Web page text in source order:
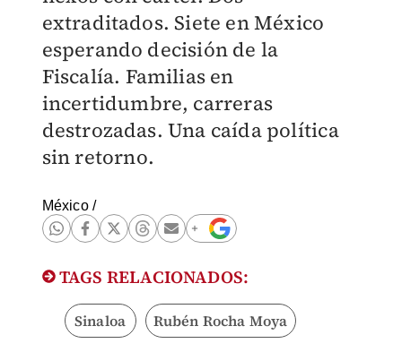
extraditados. Siete en México
esperando decisión de la
Fiscalía. Familias en
incertidumbre, carreras
destrozadas. Una caída política
sin retorno.
México/
TAGS RELACIONADOS:
Sinaloa Rubén Rocha Moya